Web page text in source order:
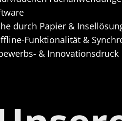
durch Papier &
Funktionalität &
& Innovationsdruck